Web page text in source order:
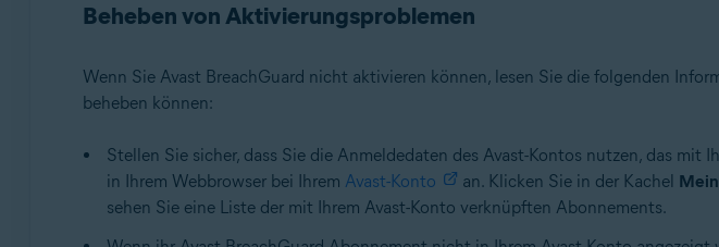
Beheben von Aktivierungsproblemen
Wenn Sie Avast BreachGuard nicht aktivieren können, lesen Sie die folgenden
beheben können:
Stellen Sie sicher, dass Sie die Anmeldedaten des Avast-Kontos nutzen, das
in Ihrem Webbrowser bei Ihrem Avast-Konto an. Klicken Sie in der Kachel
sehen Sie eine Liste der mit Ihrem Avast-Konto verknüpften Abonnements.